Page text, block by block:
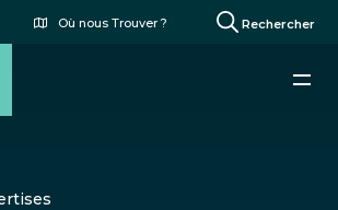
Où nous Trouver ?
MenuRechercher